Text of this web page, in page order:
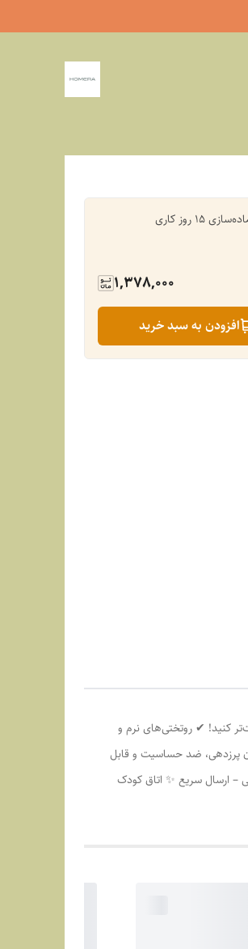
15 روز کاری
1,378,000
افزودن به سبد خرید
کنید! ✔ روتختی‌های نرم و
پرزدهی، ضد حساسیت و قابل
– ارسال سریع ✨ اتاق کودک